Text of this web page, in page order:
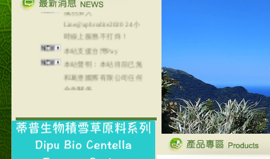
Line@aphrodite2020 24小
時線上服務不打烊！
本站支援台灣Pay
本站聲明：本站目前已無
和葛堡國際有限公司任何
本站支援支付宝
NT$320(RMB￥71.00)